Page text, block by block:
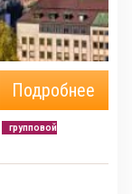
Подробнее
групповой